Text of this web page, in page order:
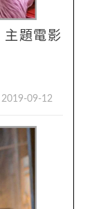
主題電影
2019-09-12